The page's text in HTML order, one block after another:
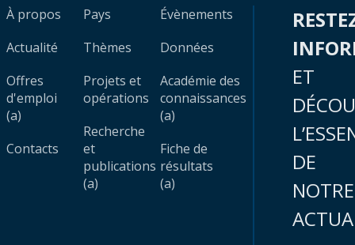
À propos
Actualité
Offres
d'emploi
(a)
Contacts
Pays
Thèmes
Projets et
opérations
Recherche
et
publications
(a)
Évènements
Données
Académie des
connaissances
(a)
Fiche de
résultats
(a)
ET
DE
NOTRE